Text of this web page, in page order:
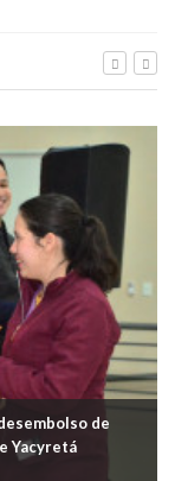
Realizan
los